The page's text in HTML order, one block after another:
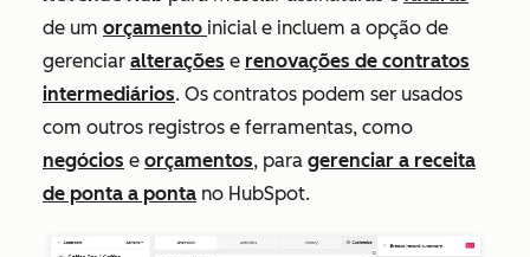
de um orçamento inicial e incluem a opção de
gerenciar alterações e renovações de contratos
intermediários. Os contratos podem ser usados
com outros registros e ferramentas, como
negócios e orçamentos, para gerenciar a receita
de ponta a ponta no HubSpot.